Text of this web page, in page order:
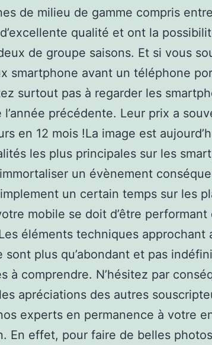
de milieu de gamme compris
qualité et ont la
de groupe saisons. Et si vous
smartphone avant un téléphone
surtout pas à regarder les
l’année précédente. Leur prix a
en 12 mois !La image est
les plus principales sur les
un évènement
un certain temps sur les
mobile se doit d’être performant
éléments techniques approchant
sont plus qu’abondant et pas
à comprendre. N’hésitez par
apréciations des autres
experts en permanence à votre
En effet, pour faire de belles